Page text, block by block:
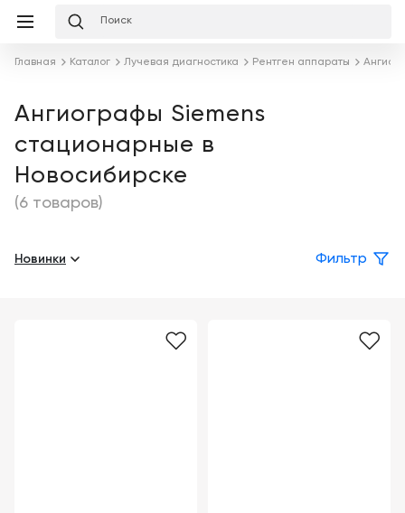
Клиника
ключ
Готовый
кабинет
ваш
Лизинг
Льготное
кредитование
Сервисное
Главная Каталог Лучевая диагностика Рентген аппараты
Ангиографы Siemens
стационарные в
Новосибирске
(6 товаров)
Новинки Фильтр